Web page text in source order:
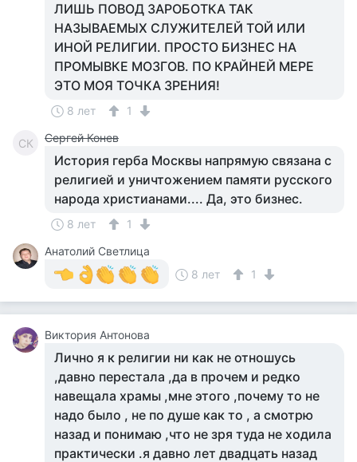
ЛИШЬ ПОВОД ЗАРОБОТКА ТАК
НАЗЫВАЕМЫХ СЛУЖИТЕЛЕЙ ТОЙ ИЛИ
ИНОЙ РЕЛИГИИ. ПРОСТО БИЗНЕС НА
ПРОМЫВКЕ МОЗГОВ. ПО КРАЙНЕЙ МЕРЕ
ЭТО МОЯ ТОЧКА ЗРЕНИЯ!
8 лет 1
СК Сергей Конев
История герба Москвы напрямую связана с
религией и уничтожением памяти русского
народа христианами.... Да, это бизнес.
8 лет
1
Анатолий Светлица
8 лет
1
Виктория Антонова
Лично я к религии ни как не отношусь
,давно перестала ,да в прочем и редко
навещала храмы ,мне этого ,почему то не
надо было , не по душе как то , а смотрю
назад и понимаю ,что не зря туда не ходила
практически .я давно лет двадцать назад